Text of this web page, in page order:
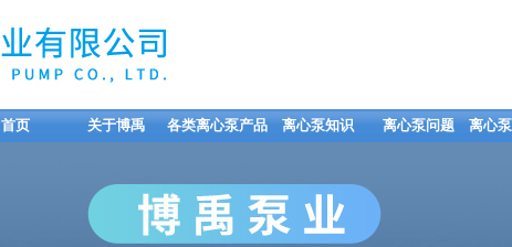
首页 关于博禹 各类离心泵产品 离心泵知识 离心泵问题 离心